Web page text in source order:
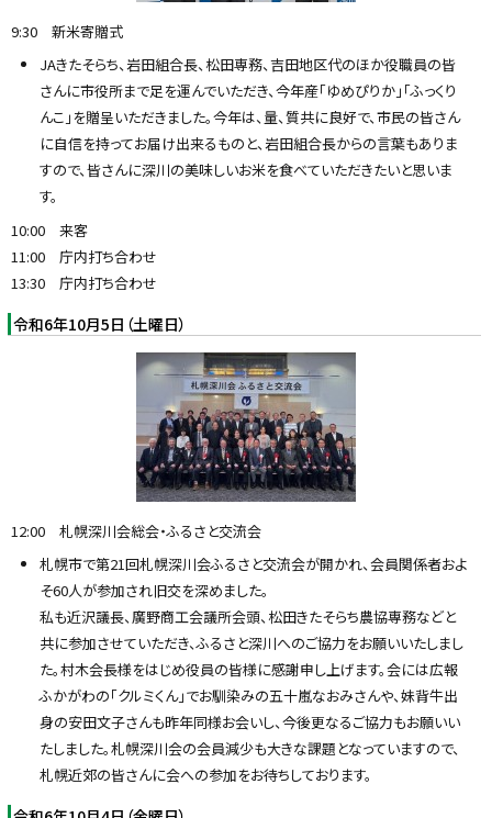
9:30 新米寄贈式
JAきたそらち、岩田組合長、松田専務、吉田地区代のほか役職員の皆
さんに市役所まで足を運んでいただき、今年産「ゆめぴりか」「ふっくり
んこ」を贈呈いただきました。今年は、量、質共に良好で、市民の皆さん
に自信を持ってお届け出来るものと、岩田組合長からの言葉もありま
すので、皆さんに深川の美味しいお米を食べていただきたいと思いま
す。
10:00 来客
11:00 庁内打ち合わせ
13:30 庁内打ち合わせ
令和6年10月5日（土曜日）
12:00 札幌深川会総会・ふるさと交流会
札幌市で第21回札幌深川会ふるさと交流会が開かれ、会員関係者およ
そ60人が参加され旧交を深めました。
私も近沢議長、廣野商工会議所会頭、松田きたそらち農協専務などと
共に参加させていただき、ふるさと深川へのご協力をお願いいたしまし
た。村木会長様をはじめ役員の皆様に感謝申し上げます。会には広報
ふかがわの「クルミくん」でお馴染みの五十嵐なおみさんや、妹背牛出
身の安田文子さんも昨年同様お会いし、今後更なるご協力もお願いい
たしました。札幌深川会の会員減少も大きな課題となっていますので、
札幌近郊の皆さんに会への参加をお待ちしております。